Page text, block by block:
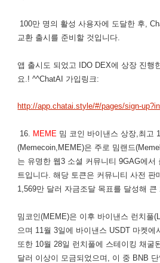
100만 명의 활성 사용자에 도달한 후,
교환 출시를 준비할 것입니다.
앱 출시도 되었고 IDO DEX에 상장 진행
요.! ^^ChatAI 가입링크:
http://app.chatai.style/#/pages/sign-
16. MEME 밈 코인 바이낸스 상장,최고
(Memecoin,MEME)은 주로 밈랜드
는 유명한 웹3 소셜 커뮤니티 9GAG에서
트입니다. 해당 토큰은 커뮤니티 사전 판
1,569만 달러 자금조달 목표를 달성해
밈코인(MEME)은 이후 바이낸스 런치풀
으며 11월 3일에 바이낸스 USDT 마켓에
또한 10월 28일 런치풀에 스테이킹 채굴
달러 이상이 모금되었으며, 이 중 BNB